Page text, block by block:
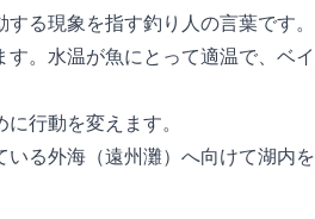
る現象を指す釣り人の言葉です。
。水温が魚にとって適温で、ベイ
行動を変えます。
る外海（遠州灘）へ向けて湖内を